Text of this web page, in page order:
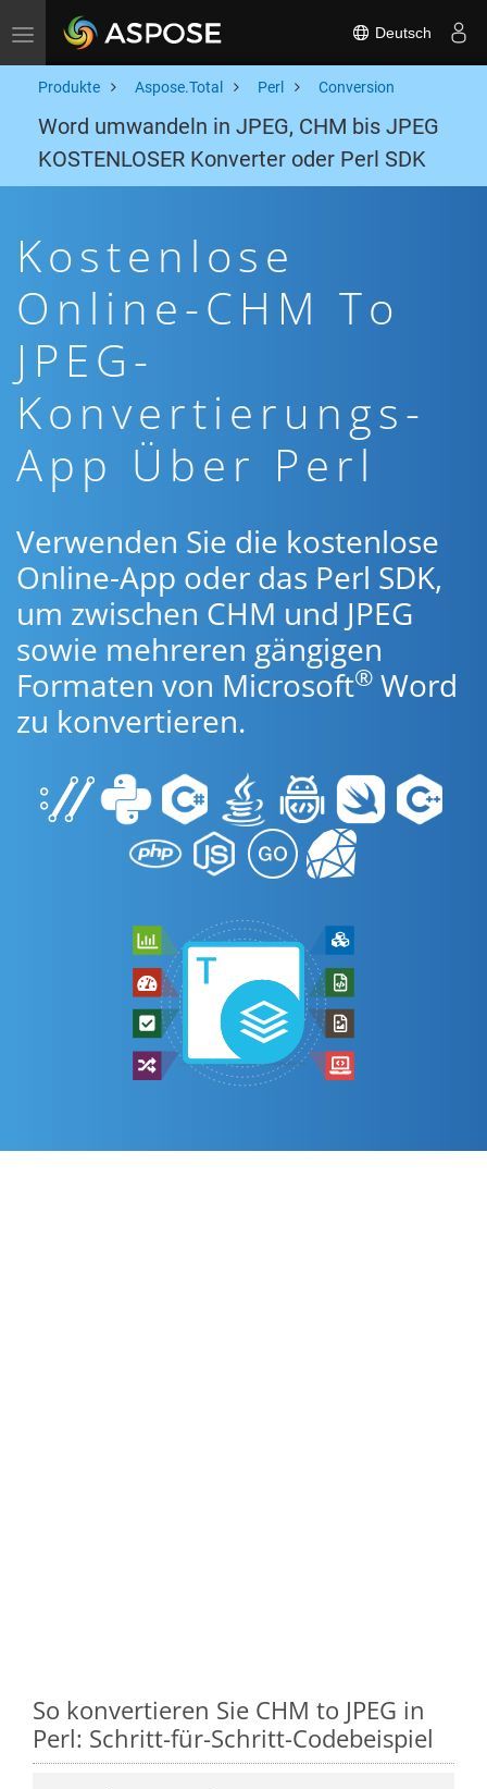
Toggle navigation Deutsch
Produkte Aspose.Total Perl Conversion
Word umwandeln in JPEG, CHM bis JPEG
KOSTENLOSER Konverter oder Perl SDK
Kostenlose
Online-CHM To
JPEG-
Konvertierungs-
App Über Perl
Verwenden Sie die kostenlose
Online-App oder das Perl SDK,
um zwischen CHM und JPEG
sowie mehreren gängigen
Formaten von Microsoft® Word
zu konvertieren.
So konvertieren Sie CHM to JPEG in
Perl: Schritt-für-Schritt-Codebeispiel